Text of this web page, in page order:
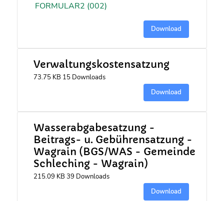
FORMULAR2 (002)
Download
Verwaltungskostensatzung
73.75 KB 15 Downloads
Download
Wasserabgabesatzung -
Beitrags- u. Gebührensatzung -
Wagrain (BGS/WAS - Gemeinde
Schleching - Wagrain)
215.09 KB 39 Downloads
Download